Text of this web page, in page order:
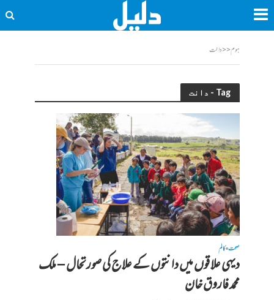
ہوم<<دانت
Tag - دانت
صحت•کالم
دیہی علاقوں میں دانتوں کے علاج کی صورتحال – ملک
محمد فاروق خان